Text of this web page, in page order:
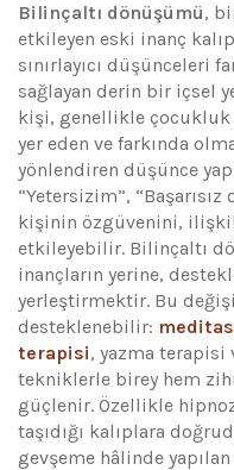
Bilinçaltı dönüşümü,
etkileyen eski inanç
sınırlayıcı düşünceleri
sağlayan derin bir içsel
kişi, genellikle
yer eden ve farkında
yönlendiren düşünce
“Yetersizim”,
kişinin özgüvenini,
etkileyebilir. Bilinçaltı
inançların yerine,
yerleştirmektir. Bu
desteklenebilir:
terapisi, yazma
tekniklerle birey hem
güçlenir. Özellikle
taşıdığı kalıplara
gevşeme hâlinde